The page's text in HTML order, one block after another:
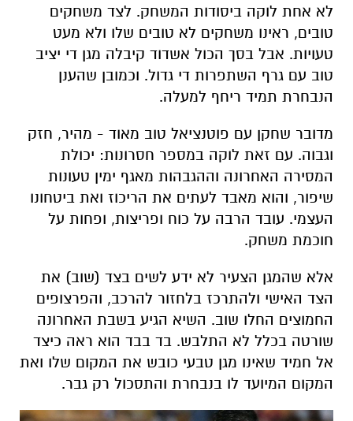
לא אחת לוקה ביסודות המשחק. לצד משחקים
טובים, ראינו משחקים לא טובים שלו ולא מעט
טעויות. אבל בסך הכול אשדוד קיבלה מגן די יציב
טוב עם גרף השתפרות די גדול. וכמובן שהענן
הנבחרת תמיד ריחף למעלה.
מדובר שחקן עם פוטנציאל טוב מאוד - מהיר, חזק
וגבוה. עם זאת לוקה במספר חסרונות: יכולת
המסירה האחרונה וההגבהות מאגף ימין טעונות
שיפור, והוא מאבד לעתים את הריכוז ואת ביטחונו
העצמי. עובד הרבה על כוח ופריצות, ופחות על
חוכמת משחק.
אלא שהמגן הצעיר לא ידע לשים בצד (שוב) את
הצד האישי ולהתרכז בלחזור להרכב, והפרצופים
החמוצים החלו שוב. השיא הגיע בשבת האחרונה
שורטה בכלל לא התלבש. בד בבד הוא ראה כיצד
אל חמיד שאינו מגן טבעי כובש את המקום שלו ואת
המקום המיועד לו בנבחרת והתסכול רק גבר.